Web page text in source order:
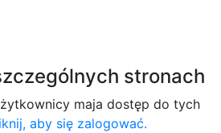
stronach
maja dostęp do tych
aby się zalogować.